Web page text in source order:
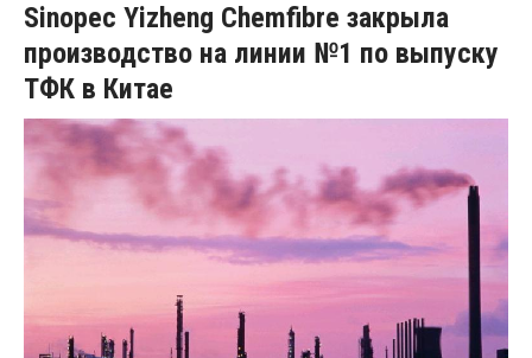
Sinopec Yizheng Chemfibre закрыла
производство на линии №1 по выпуску
ТФК в Китае